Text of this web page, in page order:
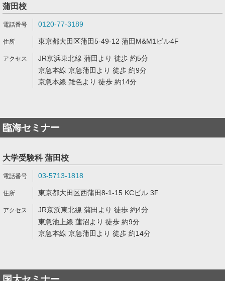
蒲田校
0120-77-3189
東京都大田区蒲田5-49-12 蒲田M&M1ビル4F
JR京浜東北線 蒲田より 徒歩 約5分
京急本線 京急蒲田より 徒歩 約9分
京急本線 雑色より 徒歩 約14分
臨海セミナー
大学受験科 蒲田校
03-5713-1818
東京都大田区西蒲田8-1-15 KCビル 3F
JR京浜東北線 蒲田より 徒歩 約4分
東急池上線 蓮沼より 徒歩 約9分
京急本線 京急蒲田より 徒歩 約14分